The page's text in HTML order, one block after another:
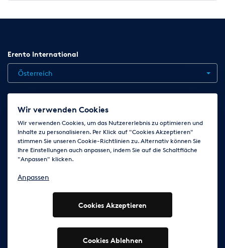
Erento International
Österreich
Jobs Kontakt News
AGB
Impressum Cookie-Einstellungen ändern
Folge uns auf
© 2003 - 2026 Erento Campanda GmbH - Alle Rechte
vorbehalten
Ausgewiesene Marken gehören den jeweiligen Eigentümern.
Wir verwenden Cookies
Wir verwenden Cookies, um das Nutzererlebnis zu optimieren und
Inhalte zu personalisieren. Per Klick auf "Cookies Akzeptieren"
stimmen Sie unseren Cookie-Richtlinien zu. Alternativ können Sie
Ihre Einstellungen auch anpassen, indem Sie auf die Schaltfläche
"Anpassen" klicken.
Anpassen
Cookies Akzeptieren
Cookies Ablehnen